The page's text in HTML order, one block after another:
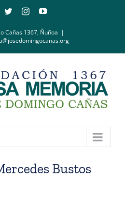
TwitterInstagramYouTube
Cañas 1367, Ñuñoa |
Bustos